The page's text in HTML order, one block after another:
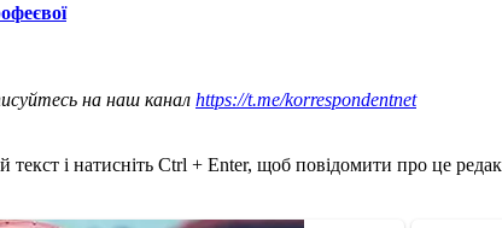
на наш канал https://t.me/korrespondentnet
і натисніть Ctrl + Enter, щоб повідомити про це